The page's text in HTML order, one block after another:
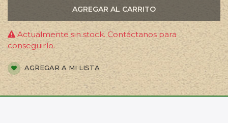
AGREGAR AL CARRITO
Actualmente sin stock. Contáctanos para
conseguirlo.
AGREGAR A MI LISTA